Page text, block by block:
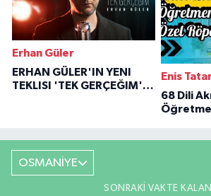
Erhan Güler
ERHAN GÜLER'IN YENI
TEKLISI 'TEK GERÇEĞIM'LE
Enis
68 Dili
OSMANİYE
SONRAKI VAKTE KALAN